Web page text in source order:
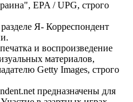
EPA / UPG, строго
Я- Корреспондент
и воспроизведение
материалов,
Getty Images, строго
предназначены для